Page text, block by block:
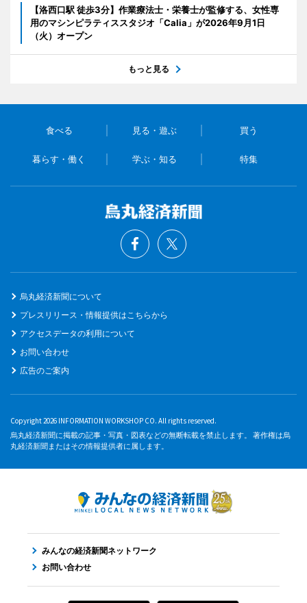
【洛西口駅 徒歩3分】作業療法士・栄養士が監修する、女性専
用のマシンピラティススタジオ「Calia」が2026年9月1日
（火）オープン
もっと見る
食べる 見る・遊ぶ 買う
暮らす・働く 学ぶ・知る 特集
烏丸経済新聞について
プレスリリース・情報提供はこちらから
アクセスデータの利用について
お問い合わせ
広告のご案内
Copyright 2026 INFORMATION WORKSHOP CO. All rights reserved.
烏丸経済新聞に掲載の記事・写真・図表などの無断転載を禁止します。 著作権は烏
丸経済新聞またはその情報提供者に属します。
みんなの経済新聞ネットワーク
お問い合わせ